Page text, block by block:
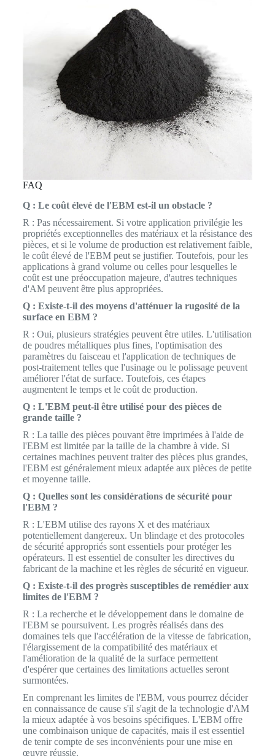
FAQ
Q : Le coût élevé de l'EBM est-il un obstacle ?
R : Pas nécessairement. Si votre application privilégie les
propriétés exceptionnelles des matériaux et la résistance des
pièces, et si le volume de production est relativement faible,
le coût élevé de l'EBM peut se justifier. Toutefois, pour les
applications à grand volume ou celles pour lesquelles le
coût est une préoccupation majeure, d'autres techniques
d'AM peuvent être plus appropriées.
Q : Existe-t-il des moyens d'atténuer la rugosité de la
surface en EBM ?
R : Oui, plusieurs stratégies peuvent être utiles. L'utilisation
de poudres métalliques plus fines, l'optimisation des
paramètres du faisceau et l'application de techniques de
post-traitement telles que l'usinage ou le polissage peuvent
améliorer l'état de surface. Toutefois, ces étapes
augmentent le temps et le coût de production.
Q : L'EBM peut-il être utilisé pour des pièces de
grande taille ?
R : La taille des pièces pouvant être imprimées à l'aide de
l'EBM est limitée par la taille de la chambre à vide. Si
certaines machines peuvent traiter des pièces plus grandes,
l'EBM est généralement mieux adaptée aux pièces de petite
et moyenne taille.
Q : Quelles sont les considérations de sécurité pour
l'EBM ?
R : L'EBM utilise des rayons X et des matériaux
potentiellement dangereux. Un blindage et des protocoles
de sécurité appropriés sont essentiels pour protéger les
opérateurs. Il est essentiel de consulter les directives du
fabricant de la machine et les règles de sécurité en vigueur.
Q : Existe-t-il des progrès susceptibles de remédier aux
limites de l'EBM ?
R : La recherche et le développement dans le domaine de
l'EBM se poursuivent. Les progrès réalisés dans des
domaines tels que l'accélération de la vitesse de fabrication,
l'élargissement de la compatibilité des matériaux et
l'amélioration de la qualité de la surface permettent
d'espérer que certaines des limitations actuelles seront
surmontées.
En comprenant les limites de l'EBM, vous pourrez décider
en connaissance de cause s'il s'agit de la technologie d'AM
la mieux adaptée à vos besoins spécifiques. L'EBM offre
une combinaison unique de capacités, mais il est essentiel
de tenir compte de ses inconvénients pour une mise en
œuvre réussie.